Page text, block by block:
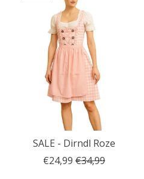
SALE - Dirndl Roze
€24,99 €34,99